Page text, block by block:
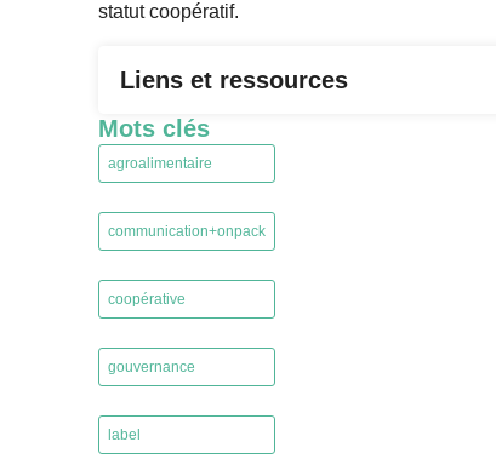
statut coopératif.
Liens et ressources
Mots clés
agroalimentaire
communication+onpack
coopérative
gouvernance
label